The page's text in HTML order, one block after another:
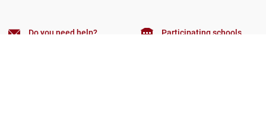
Do you need help? Participating schools